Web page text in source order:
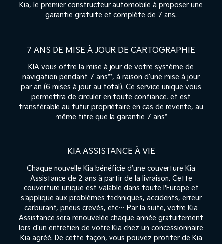
Kia, le premier constructeur automobile à proposer une
garantie gratuite et complète de 7 ans.
7 ANS DE MISE À JOUR DE CARTOGRAPHIE
KIA vous offre la mise à jour de votre système de
navigation pendant 7 ans**, à raison d’une mise à jour
par an (6 mises à jour au total). Ce service unique vous
permettra de circuler en toute confiance, et est
transférable au futur propriétaire en cas de revente, au
même titre que la garantie 7 ans*
KIA ASSISTANCE À VIE
Chaque nouvelle Kia bénéficie d’une couverture Kia
Assistance de 2 ans à partir de la livraison. Cette
couverture unique est valable dans toute l'Europe et
s'applique aux problèmes techniques, accidents, erreur
carburant, pneus crevés, etc… Par la suite, votre Kia
Assistance sera renouvelée chaque année gratuitement
lors d’un entretien de votre Kia chez un concessionnaire
Kia agréé. De cette façon, vous pouvez profiter de Kia